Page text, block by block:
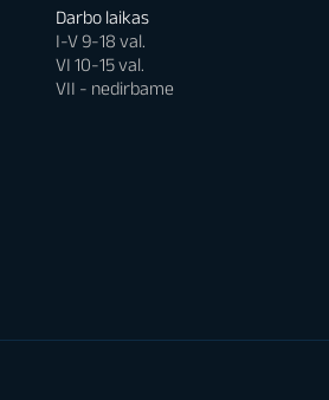
Darbo laikas
I-V 9-18 val.
VI 10-15 val.
VII - nedirbame